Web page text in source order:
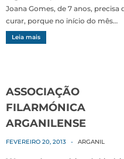
Joana Gomes, de 7 anos, precisa
curar, porque no início do mês…
Leia mais
ASSOCIAÇÃO
FILARMÓNICA
ARGANILENSE
FEVEREIRO 20, 2013 - ARGANIL